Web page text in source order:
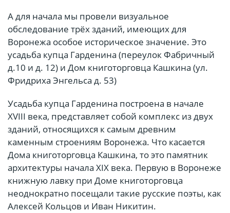
А для начала мы провели визуальное
обследование трёх зданий, имеющих для
Воронежа особое историческое значение. Это
усадьба купца Гарденина (переулок Фабричный
д.10 и д. 12) и Дом книготорговца Кашкина (ул.
Фридриха Энгельса д. 53)
Усадьба купца Гарденина построена в начале
XVIII века, представляет собой комплекс из двух
зданий, относящихся к самым древним
каменным строениям Воронежа. Что касается
Дома книготорговца Кашкина, то это памятник
архитектуры начала XIX века. Первую в Воронеже
книжную лавку при Доме книготорговца
неоднократно посещали такие русские поэты, как
Алексей Кольцов и Иван Никитин.